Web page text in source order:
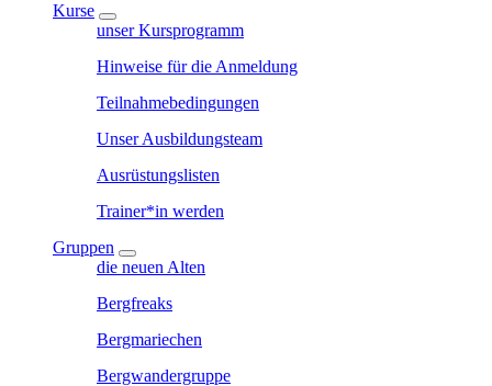
Kurse
unser Kursprogramm
Hinweise für die Anmeldung
Teilnahmebedingungen
Unser Ausbildungsteam
Ausrüstungslisten
Trainer*in werden
Gruppen
die neuen Alten
Bergfreaks
Bergmariechen
Bergwandergruppe